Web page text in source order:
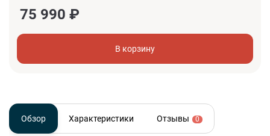
75 990 ₽
В корзину
Обзор Характеристики Отзывы 0